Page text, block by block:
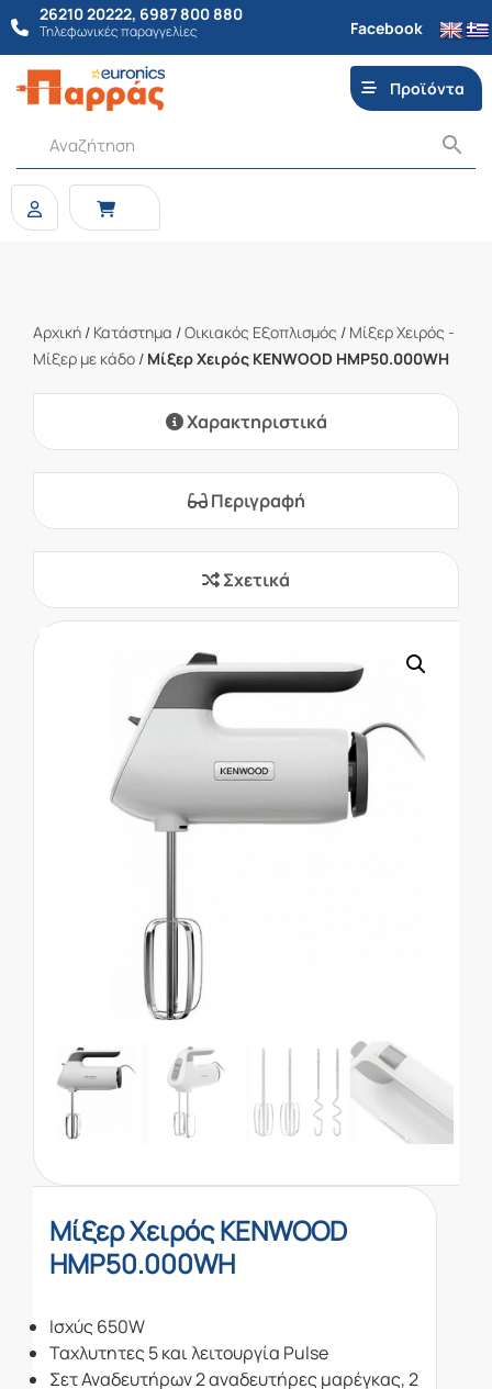
26210 20222, 6987 800 880
Τηλεφωνικές παραγγελίες Facebook
Προϊόντα
Αρχική / Κατάστημα /Οικιακός Εξοπλισμός / Μίξερ Χειρός -
Μίξερ με κάδο / Μίξερ Χειρός KENWOOD HMP50.000WH
Χαρακτηριστικά
Περιγραφή
Σχετικά
Μίξερ Χειρός KENWOOD
HMP50.000WH
Ισχύς 650W
Ταχλυτητες 5 και λειτουργία Pulse
Σετ Αναδευτήρων 2 αναδευτήρες μαρέγκας, 2